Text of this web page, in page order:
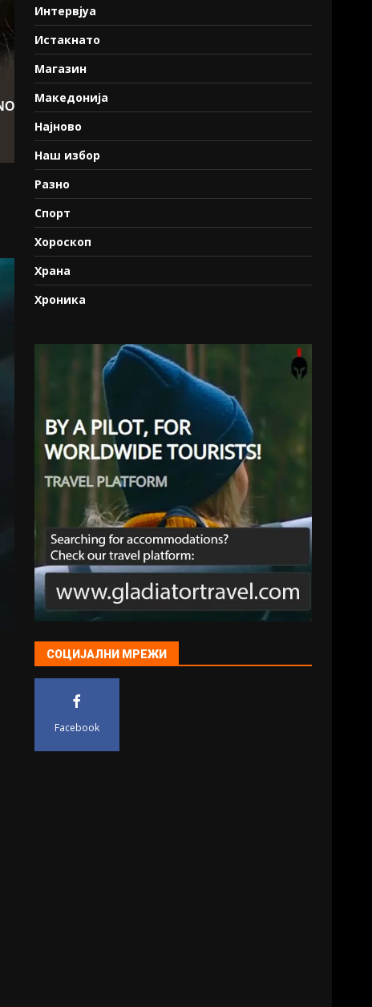
Интервјуа
Истакнато
Магазин
Македонија
Најново
Наш избор
Разно
Спорт
Хороскоп
Храна
Хроника
СОЦИЈАЛНИ МРЕЖИ
Facebook